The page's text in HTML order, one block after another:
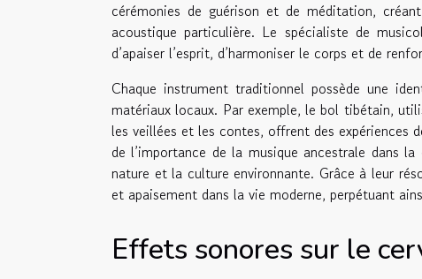
cérémonies de guérison et de méditation,
acoustique particulière. Le spécialiste de
d’apaiser l’esprit, d’harmoniser le corps et de
Chaque instrument traditionnel possède une
matériaux locaux. Par exemple, le bol tibétain,
les veillées et les contes, offrent des expériences
de l’importance de la musique ancestrale dans
nature et la culture environnante. Grâce à leur
et apaisement dans la vie moderne, perpétuant
Effets sonores sur le